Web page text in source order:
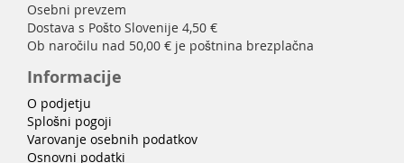
Osebni prevzem
Dostava s Pošto Slovenije 4,50 €
Ob naročilu nad 50,00 € je poštnina brezplačna
Informacije
O podjetju
Splošni pogoji
Varovanje osebnih podatkov
Osnovni podatki